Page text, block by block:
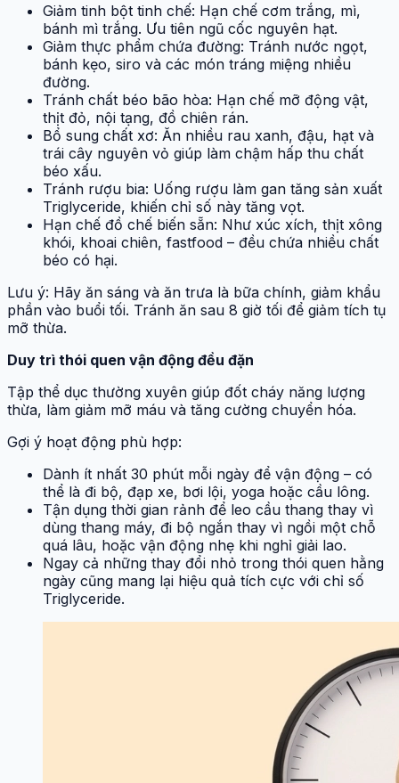
Giảm tinh bột tinh chế: Hạn chế cơm trắng, mì,
bánh mì trắng. Ưu tiên ngũ cốc nguyên hạt.
Giảm thực phẩm chứa đường: Tránh nước ngọt,
bánh kẹo, siro và các món tráng miệng nhiều
đường.
Tránh chất béo bão hòa: Hạn chế mỡ động vật,
thịt đỏ, nội tạng, đồ chiên rán.
Bổ sung chất xơ: Ăn nhiều rau xanh, đậu, hạt và
trái cây nguyên vỏ giúp làm chậm hấp thu chất
béo xấu.
Tránh rượu bia: Uống rượu làm gan tăng sản xuất
Triglyceride, khiến chỉ số này tăng vọt.
Hạn chế đồ chế biến sẵn: Như xúc xích, thịt xông
khói, khoai chiên, fastfood – đều chứa nhiều chất
béo có hại.
Lưu ý: Hãy ăn sáng và ăn trưa là bữa chính, giảm khẩu
phần vào buổi tối. Tránh ăn sau 8 giờ tối để giảm tích tụ
mỡ thừa.
Duy trì thói quen vận động đều đặn
Tập thể dục thường xuyên giúp đốt cháy năng lượng
thừa, làm giảm mỡ máu và tăng cường chuyển hóa.
Gợi ý hoạt động phù hợp:
Dành ít nhất 30 phút mỗi ngày để vận động – có
thể là đi bộ, đạp xe, bơi lội, yoga hoặc cầu lông.
Tận dụng thời gian rảnh để leo cầu thang thay vì
dùng thang máy, đi bộ ngắn thay vì ngồi một chỗ
quá lâu, hoặc vận động nhẹ khi nghỉ giải lao.
Ngay cả những thay đổi nhỏ trong thói quen hằng
ngày cũng mang lại hiệu quả tích cực với chỉ số
Triglyceride.